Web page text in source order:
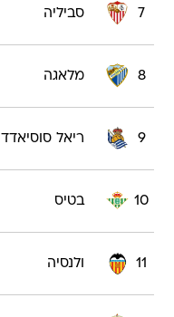
7 סביליה
8 מלאגה
9 ריאל סוסיאדד
10 בטיס
11 ולנסיה